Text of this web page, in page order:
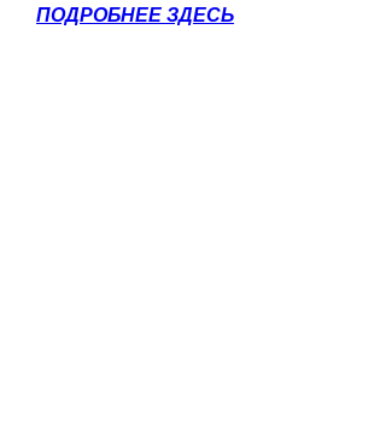
ПОДРОБНЕЕ ЗДЕСЬ